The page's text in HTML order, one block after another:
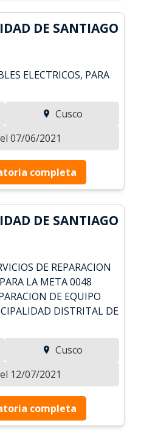
DE SANTIAGO
ELECTRICOS, PARA
Cusco
07/06/2021
completa
DE SANTIAGO
DE REPARACION
LA META 0048
DE EQUIPO
DISTRITAL DE
Cusco
12/07/2021
completa